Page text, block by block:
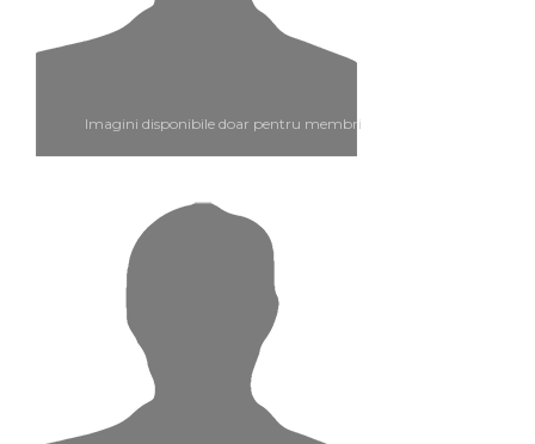
Imagini disponibile doar pentru membri